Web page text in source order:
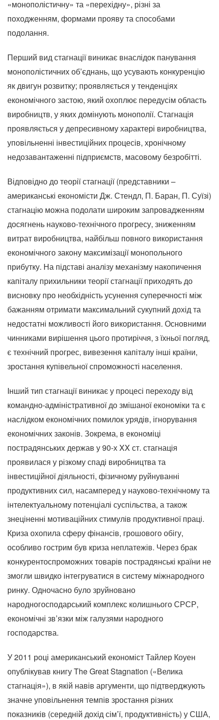
«монополістичну» та «перехідну», різні за
походженням, формами прояву та способами
подолання.
Перший вид стагнації виникає внаслідок панування
монополістичних об’єднань, що усувають конкуренцію
як двигун розвитку; проявляється у тенденціях
економічного застою, який охоплює передусім область
виробництв, у яких домінують монополії. Стагнація
проявляється у депресивному характері виробництва,
уповільненні інвестиційних процесів, хронічному
недозавантаженні підприємств, масовому безробітті.
Відповідно до теорії стагнації (представники –
американські економісти Дж. Стендл, П. Баран, П. Суїзі)
стагнацію можна подолати широким запровадженням
досягнень науково-технічного прогресу, зниженням
витрат виробництва, найбільш повного використання
економічного закону максимізації монопольного
прибутку. На підставі аналізу механізму накопичення
капіталу прихильники теорії стагнації приходять до
висновку про необхідність усунення суперечності між
бажанням отримати максимальний сукупний дохід та
недостатні можливості його використання. Основними
чинниками вирішення цього протиріччя, з їхньої погляд,
є технічний прогрес, вивезення капіталу інші країни,
зростання купівельної спроможності населення.
Інший тип стагнації виникає у процесі переходу від
командно-адміністративної до змішаної економіки та є
наслідком економічних помилок урядів, ігнорування
економічних законів. Зокрема, в економіці
пострадянських держав у 90-х XX ст. стагнація
проявилася у різкому спаді виробництва та
інвестиційної діяльності, фізичному руйнуванні
продуктивних сил, насамперед у науково-технічному та
інтелектуальному потенціалі суспільства, а також
знеціненні мотиваційних стимулів продуктивної праці.
Криза охопила сферу фінансів, грошового обігу,
особливо гострим був криза неплатежів. Через брак
конкурентоспроможних товарів пострадянські країни не
змогли швидко інтегруватися в систему міжнародного
ринку. Одночасно було зруйновано
народногосподарський комплекс колишнього СРСР,
економічні зв’язки між галузями народного
господарства.
У 2011 році американський економіст Тайлер Коуен
опублікував книгу The Great Stagnation («Велика
стагнація»), в якій навів аргументи, що підтверджують
значне уповільнення темпів зростання різних
показників (середній дохід сім’ї, продуктивність) у США,